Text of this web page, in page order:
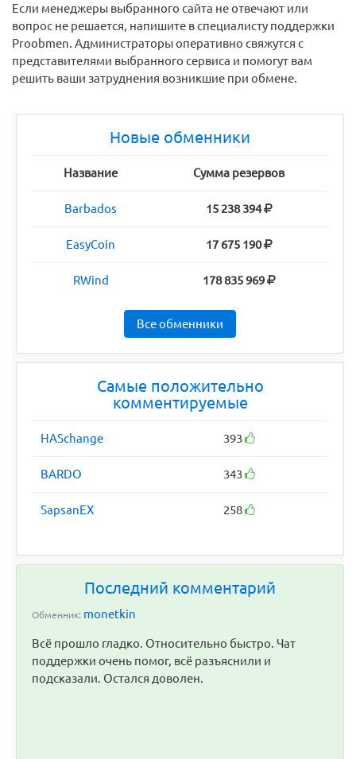
Если менеджеры выбранного сайта не отвечают или
вопрос не решается, напишите в специалисту поддержки
Proobmen. Администраторы оперативно свяжутся с
представителями выбранного сервиса и помогут вам
решить ваши затруднения возникшие при обмене.
Новые обменники
Название Сумма резервов
Barbados 15 238 394
EasyCoin 17 675 190
RWind 178 835 969
Все обменники
Самые положительно
комментируемые
HASchange 393
BARDO 343
SapsanEX 258
Последний комментарий
Обменник: monetkin
Всё прошло гладко. Относительно быстро. Чат
поддержки очень помог, всё разъяснили и
подсказали. Остался доволен.